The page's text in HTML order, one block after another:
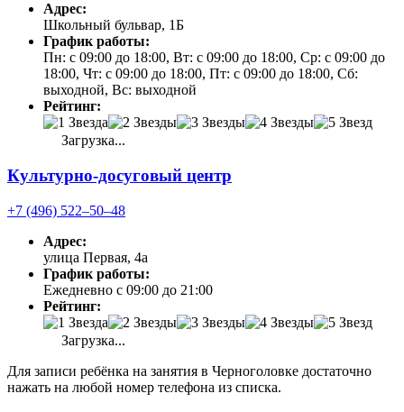
Адрес:
Школьный бульвар, 1Б
График работы:
Пн: с 09:00 до 18:00, Вт: с 09:00 до 18:00, Ср: с 09:00 до
18:00, Чт: с 09:00 до 18:00, Пт: с 09:00 до 18:00, Сб:
выходной, Вс: выходной
Рейтинг:
Загрузка...
Культурно-досуговый центр
+7 (496) 522‒50‒48
Адрес:
улица Первая, 4а
График работы:
Ежедневно с 09:00 до 21:00
Рейтинг:
Загрузка...
Для записи ребёнка на занятия в Черноголовке достаточно
нажать на любой номер телефона из списка.